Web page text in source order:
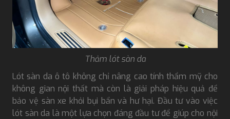
Thảm lót sàn da
Lót sàn da ô tô không chỉ nâng cao tính thẩm mỹ cho
không gian nội thất mà còn là giải pháp hiệu quả để
bảo vệ sàn xe khỏi bụi bẩn và hư hại. Đầu tư vào việc
lót sàn da là một lựa chọn đáng đầu tư để giúp cho nội